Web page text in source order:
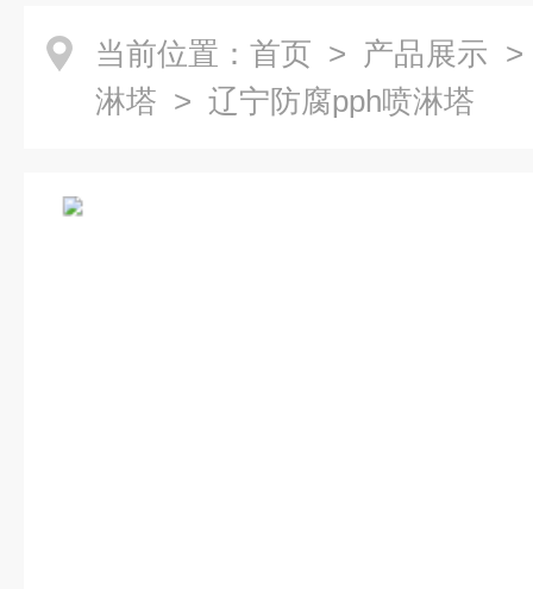
当前位置： 首页 > 产品展示
淋塔 > 辽宁防腐pph喷淋塔